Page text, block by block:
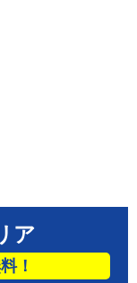
ア
！